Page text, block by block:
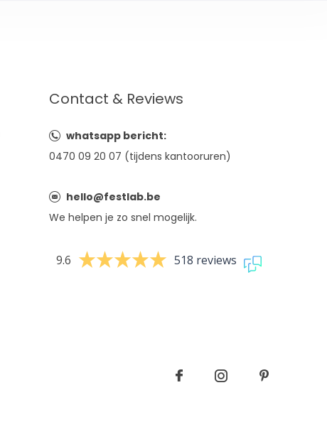
Contact & Reviews
whatsapp bericht:
0470 09 20 07 (tijdens kantooruren)
hello@festlab.be
We helpen je zo snel mogelijk.
9.6 518 reviews